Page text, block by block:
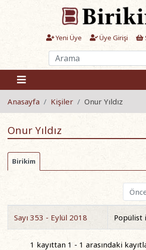
Yeni Üye Üye Girişi
Anasayfa Kişiler Onur Yıldız
Onur Yıldız
Birikim
Sayı 353 - Eylül 2018 Popülist
1 kayıttan 1 - 1 arasındaki